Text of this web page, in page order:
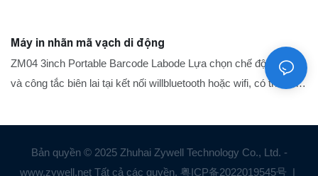
Máy in nhãn mã vạch di động
ZM04 3inch Portable Barcode Labode Lựa chọn chế độ, nhãn
và công tắc biên lai tại kết nối willbluetooth hoặc wifi, có thể tự
hiện với một chiếc ba lô nhỏ được sử dụng trong các siêu thị,
Bản quyền © 2025 Zhuhai Zywell Technology Co., Ltd. -
www.zywell.net Tất cả các quyền. 粤ICP备2022019545号 |